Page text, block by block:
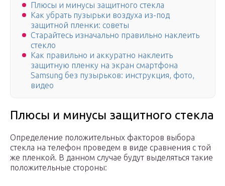
Плюсы и минусы защитного стекла
Как убрать пузырьки воздуха из-под
защитной пленки: советы
Старайтесь изначально правильно наклеить
стекло
Как правильно и аккуратно наклеить
защитную пленку на экран смартфона
Samsung без пузырьков: инструкция, фото,
видео
Плюсы и минусы защитного стекла
Определение положительных факторов выбора
стекла на телефон проведем в виде сравнения с той
же пленкой. В данном случае будут выделяться такие
положительные стороны: